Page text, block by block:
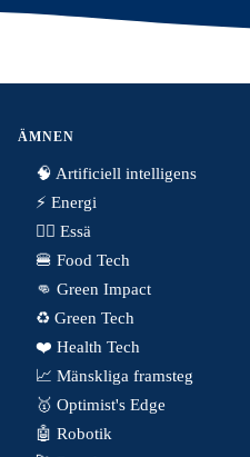
ÄMNEN
🧠 Artificiell intelligens
⚡️ Energi
✍🏼 Essä
🍔 Food Tech
👊 Green Impact
♻️ Green Tech
❤️ Health Tech
📈 Mänskliga framsteg
🥇 Optimist's Edge
🤖 Robotik